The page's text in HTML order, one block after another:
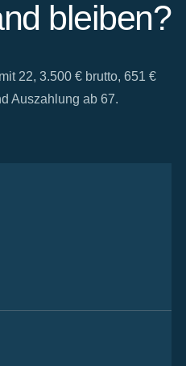
bleiben?
22, 3.500 € brutto, 651 €
Auszahlung ab 67.